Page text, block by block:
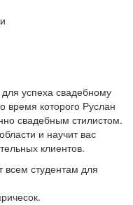
успеха свадебному
время которого Руслан
свадебным стилистом.
и научит вас
клиентов.
всем студентам для